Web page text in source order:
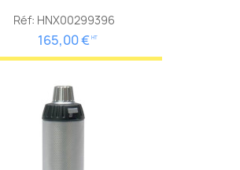
Réf: HNX00299396
165,00 € HT